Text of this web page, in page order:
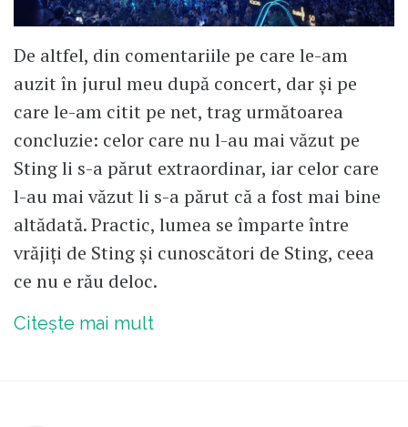
De altfel, din comentariile pe care le-am
auzit în jurul meu după concert, dar și pe
care le-am citit pe net, trag următoarea
concluzie: celor care nu l-au mai văzut pe
Sting li s-a părut extraordinar, iar celor care
l-au mai văzut li s-a părut că a fost mai bine
altădată. Practic, lumea se împarte între
vrăjiți de Sting și cunoscători de Sting, ceea
ce nu e rău deloc.
Citește mai mult